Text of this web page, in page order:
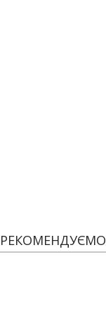
РЕКОМЕНДУЄМО